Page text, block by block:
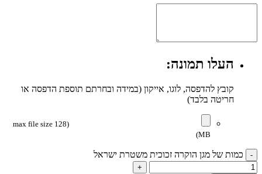
העלו תמונה:
קובץ להדפסה, לוגו, אייקון (במידה ובחרתם תוספת הדפסה או
חריטה בלבד)
(max file size 128
MB)
כמות של מגן הוקרה זכוכית משטרת ישראל